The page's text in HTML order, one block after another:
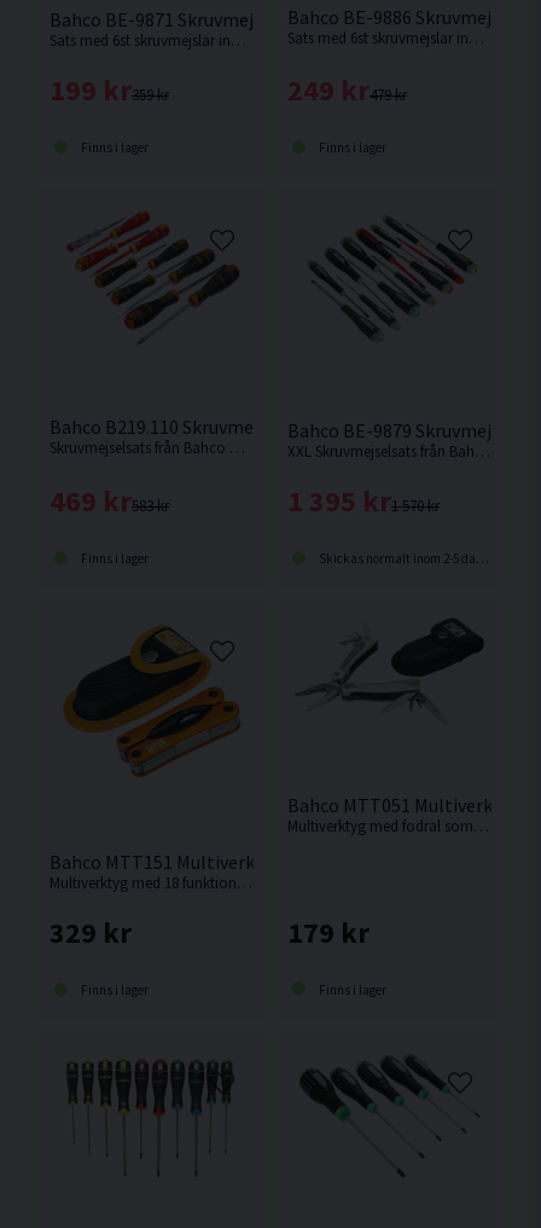
Bahco BE-9871 Skruvmejselsats Ergo 6 delar
Sats med 6st skruvmejslar innehållandes Spår, Philips, Pozidriv & torx mejslar i ERGO serien.
359 kr
199 kr
Finns i lager
Bahco BE-9886
Sats med 6st skruvmejslar innehållandes Spår, Philips, Pozidriv & torx mejslar i ERGO serien.
479 kr
249 kr
Finns i lager
Bahco B219.110 Skruvmejselsats Bahcofit 10 Delar
Skruvmejselsats från Bahco med de vanligaste storlekarna.
583 kr
469 kr
Finns i lager
Bahco BE-9879
XXL Skruvmejselsats från Bahco innehållande 13st mejslar.
1 570 kr
1 395 kr
Skickas normalt inom 2-5 dagar
Bahco MTT151 Multiverktyg 18-i-1
Multiverktyg med 18 funktioner från Bahco.
329 kr
Finns i lager
Bahco MTT051 Multiverktyg
Multiverktyg med fodral som har hela 12 funktioner från Bahco.
179 kr
Finns i lager